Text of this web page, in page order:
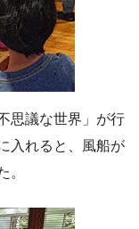
思議な世界」が行
入れると、風船が
。